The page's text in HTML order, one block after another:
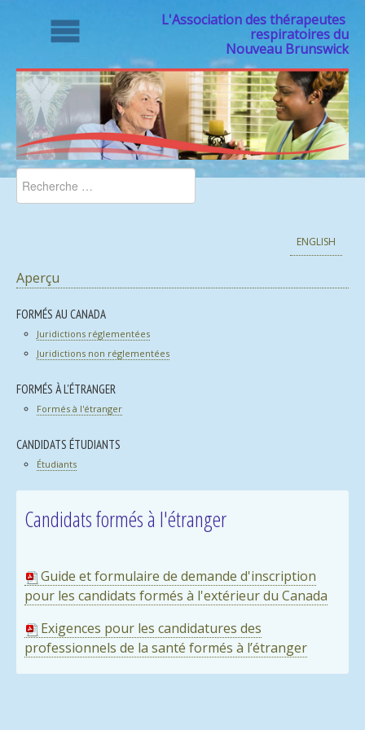
L'Association des thérapeutes
respiratoires du
Nouveau Brunswick
ENGLISH
Aperçu
FORMÉS AU CANADA
Juridictions réglementées
Juridictions non réglementées
FORMÉS À L'ÉTRANGER
Formés à l'étranger
CANDIDATS ÉTUDIANTS
Étudiants
Candidats formés à l'étranger
Guide et formulaire de demande d'inscription
pour les candidats formés à l'extérieur du Canada
Exigences pour les candidatures des
professionnels de la santé formés à l’étranger